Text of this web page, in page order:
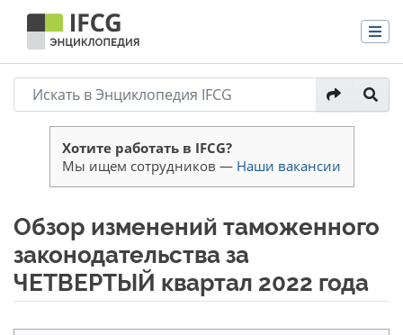
Хотите работать в IFCG?
Мы ищем сотрудников — Наши вакансии
Обзор изменений таможенного
законодательства за
ЧЕТВЕРТЫЙ квартал 2022 года
Перейти к:навигация,поиск